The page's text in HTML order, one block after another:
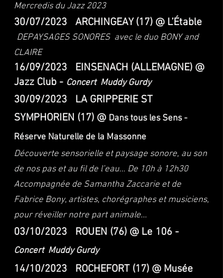
Mercredis du Jazz 2023
30/07/2023 ARCHINGEAY (17) @ L’Étable
DEPAYSAGES SONORESavec le duo BONY and
CLAIRE
16/09/2023 EINSENACH (ALLEMAGNE) @
Jazz Club - Concert Muddy Gurdy
30/09/2023 LA GRIPPERIE ST
SYMPHORIEN (17) @ Dans tous les Sens -
Réserve Naturelle de la Massonne
Découverte sensorielle et paysage sonore, au son
de nos pas et au fil de l’eau… De 10h à 12h30
Accompagnée de Samantha Zaccarie et de
Fabrice Bony, artistes, chorégraphes et musiciens,
pour réveiller notre part animale…
03/10/2023 ROUEN (76) @ Le 106 -
Concert Muddy Gurdy
14/10/2023 ROCHEFORT (17) @ Musée